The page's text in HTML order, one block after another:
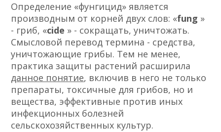
Определение «фунгицид» является
производным от корней двух слов: «fung »
- гриб, «cide » - сокращать, уничтожать.
Смысловой перевод термина - средства,
уничтожающие грибы. Тем не менее,
практика защиты растений расширила
данное понятие, включив в него не только
препараты, токсичные для грибов, но и
вещества, эффективные против иных
инфекционных болезней
сельскохозяйственных культур.